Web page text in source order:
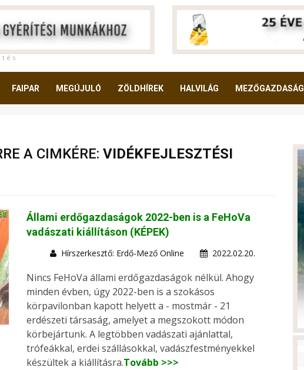
t é s
FAIPAR MEGÚJULÓ ZÖLDHÍREK HALVILÁG MEZŐGAZDASÁG
A CIMKÉRE: VIDÉKFEJLESZTÉSI
Állami erdőgazdaságok 2022-ben is a FeHoVa
vadászati kiállításon (KÉPEK)
Hírszerkesztő: Erdő-Mező Online 2022.02.20.
Nincs FeHoVa állami erdőgazdaságok nélkül. Ahogy
minden évben, úgy 2022-ben is a szokásos
körpavilonban kapott helyett a - mostmár - 21
erdészeti társaság, amelyet a megszokott módon
körbejártunk. A legtöbben vadászati ajánlattal,
trófeákkal, erdei szállásokkal, vadászfestményekkel
készültek a kiállításra.Tovább >>>